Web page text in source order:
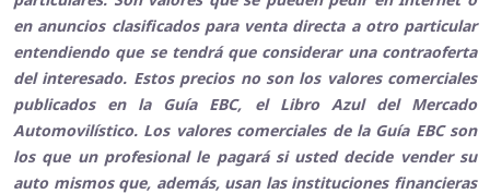
en anuncios clasificados para venta directa a otro particular
entendiendo que se tendrá que considerar una contraoferta
del interesado. Estos precios no son los valores comerciales
publicados en la Guía EBC, el Libro Azul del Mercado
Automovilístico. Los valores comerciales de la Guía EBC son
los que un profesional le pagará si usted decide vender su
auto mismos que, además, usan las instituciones financieras